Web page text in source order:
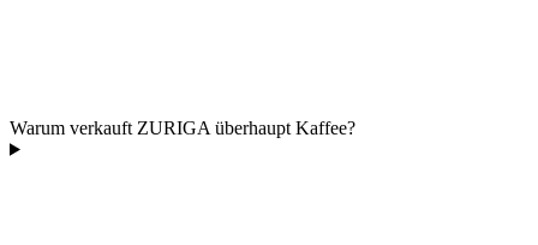
Warum verkauft ZURIGA überhaupt Kaffee?